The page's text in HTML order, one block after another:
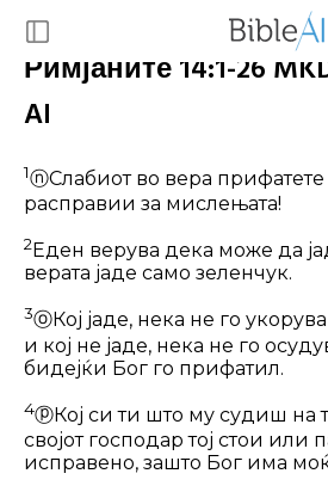
Римјаните 14:1-26
AI
1ⓝСлабиот во вера прифатете
расправии за мислењата!
2 Еден верува дека може да
верата јаде само зеленчук.
3ⓞКој јаде, нека не го
и кој не јаде, нека не го
бидејќи Бог го прифатил.
4ⓟКој си ти што му судиш на
својот господар тој стои или
исправено, зашто Бог има